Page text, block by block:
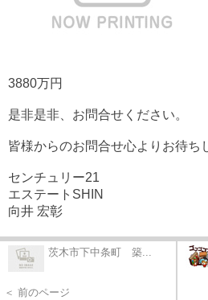
3880万円
是非是非、お問合せください。
皆様からのお問合せ心よりお待ち
センチュリー21
エステートSHIN
向井 宏彰
茨木市下中条町 築...
＜ 前のページ